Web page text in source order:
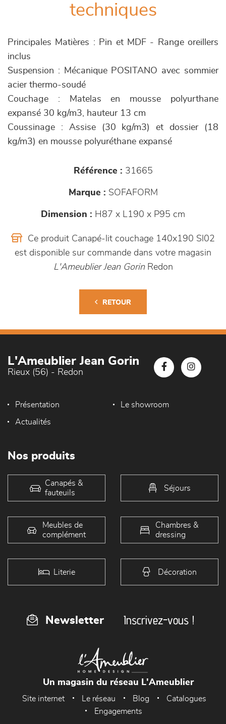
techniques
Principales Matières : Pin et MDF - Range oreillers
inclus
Suspension : Mécanique POSITANO avec sommier
acier thermo-soudé
Couchage : Matelas en mousse polyurthane
expansé 30 kg/m3, hauteur 13 cm
Coussinage : Assise (30 kg/m3) et dossier (18
kg/m3) en mousse polyuréthane expansé
Référence : 31665
Marque : SOFAFORM
Dimension : H87 x L190 x P95 cm
Ce produit Canapé-lit couchage 140x190 Sl02
est disponible sur commande dans votre magasin
L'Ameublier Jean GorinRedon
RETOUR
L'Ameublier Jean Gorin
Rieux (56) - Redon
Présentation Le showroom
Actualités
Nos produits
Canapés &
fauteuils
Séjours
Meubles de
complément
Chambres &
dressing
Literie Décoration
Newsletter Inscrivez-vous !
Un magasin du réseau L'Ameublier
Site internet Le réseau Blog
Catalogues
Engagements